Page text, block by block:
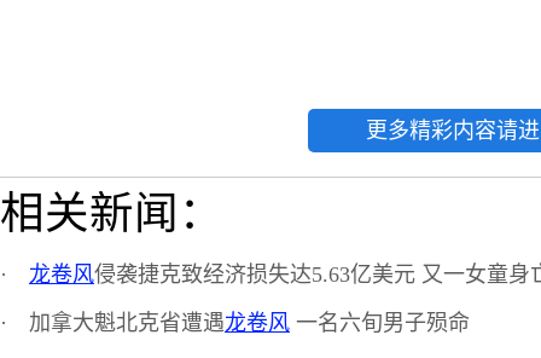
更多精彩内容请
相关新闻：
· 龙卷风侵袭捷克致经济损失达5.63亿美元 又一女童身
· 加拿大魁北克省遭遇龙卷风 一名六旬男子殒命